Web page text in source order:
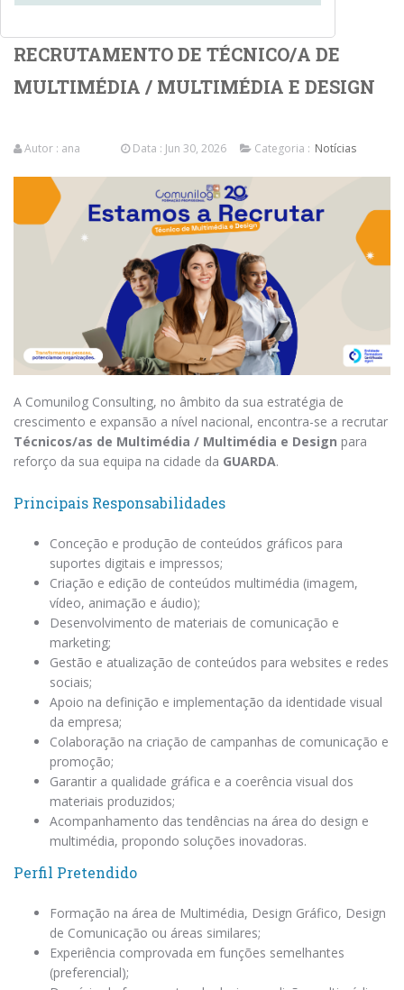
RECRUTAMENTO DE TÉCNICO/A DE
MULTIMÉDIA / MULTIMÉDIA E DESIGN
Autor : ana Data : Jun 30, 2026 Categoria : Notícias
A Comunilog Consulting, no âmbito da sua estratégia de
crescimento e expansão a nível nacional, encontra-se a recrutar
Técnicos/as de Multimédia / Multimédia e Design para
reforço da sua equipa na cidade da GUARDA.
Principais Responsabilidades
Conceção e produção de conteúdos gráficos para
suportes digitais e impressos;
Criação e edição de conteúdos multimédia (imagem,
vídeo, animação e áudio);
Desenvolvimento de materiais de comunicação e
marketing;
Gestão e atualização de conteúdos para websites e redes
sociais;
Apoio na definição e implementação da identidade visual
da empresa;
Colaboração na criação de campanhas de comunicação e
promoção;
Garantir a qualidade gráfica e a coerência visual dos
materiais produzidos;
Acompanhamento das tendências na área do design e
multimédia, propondo soluções inovadoras.
Perfil Pretendido
Formação na área de Multimédia, Design Gráfico, Design
de Comunicação ou áreas similares;
Experiência comprovada em funções semelhantes
(preferencial);